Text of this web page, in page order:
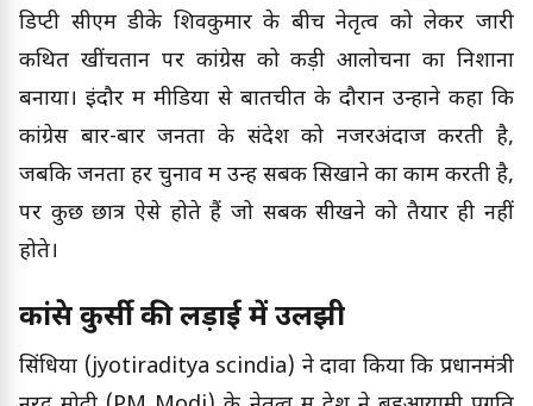
डिप्टी सीएम डीके शिवकुमार के बीच नेतृत्व को लेकर जारी
कथित खींचतान पर कांग्रेस को कड़ी आलोचना का निशाना
बनाया। इंदौर में मीडिया से बातचीत के दौरान उन्होंने कहा कि
कांग्रेस बार-बार जनता के संदेश को नजरअंदाज करती है,
जबकि जनता हर चुनाव में उन्हें सबक सिखाने का काम करती है,
पर कुछ छात्र ऐसे होते हैं जो सबक सीखने को तैयार ही नहीं
होते।
कांग्रेस कुर्सी की लड़ाई में उलझी
सिंधिया (jyotiraditya scindia) ने दावा किया कि प्रधानमंत्री